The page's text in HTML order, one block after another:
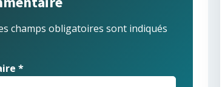
champs obligatoires sont indiqués
*